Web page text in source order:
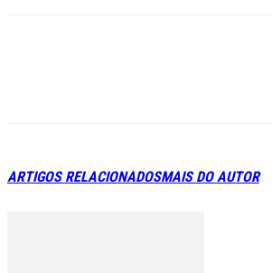
ARTIGOS RELACIONADOSMAIS DO AUTOR